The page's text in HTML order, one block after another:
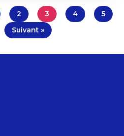
2 3 4
5
Suivant »